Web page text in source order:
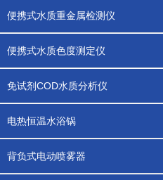
便携式水质重金属检测仪
便携式水质色度测定仪
免试剂COD水质分析仪
电热恒温水浴锅
背负式电动喷雾器